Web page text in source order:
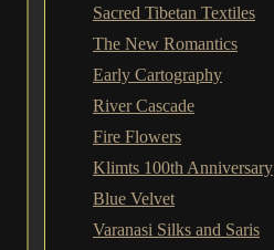
Sacred Tibetan Textiles
The New Romantics
Early Cartography
River Cascade
Fire Flowers
Klimts 100th Anniversary
Blue Velvet
Varanasi Silks and Saris